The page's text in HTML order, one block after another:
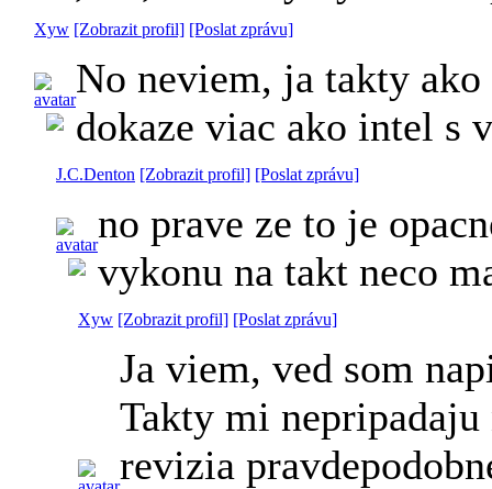
Xyw [Zobrazit profil] [Poslat zprávu]
No neviem, ja takty
dokaze viac ako intel s
J.C.Denton [Zobrazit profil] [Poslat zprávu]
no prave ze to je
vykonu na takt neco
Xyw [Zobrazit profil] [Poslat zprávu]
Ja viem, ved som
Takty mi
revizia